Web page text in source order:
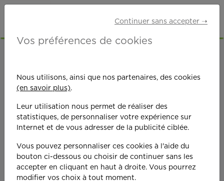
On est toujours plus
Continuer sans accepter ➝
Vos préférences de cookies
Nous utilisons, ainsi que nos partenaires, des cookies
(en savoir plus).
Leur utilisation nous permet de réaliser des
statistiques, de personnaliser votre expérience sur
Internet et de vous adresser de la publicité ciblée.
Vous pouvez personnaliser ces cookies à l'aide du
bouton ci-dessous ou choisir de continuer sans les
accepter en cliquant en haut à droite. Vous pourrez
modifier vos choix à tout moment.